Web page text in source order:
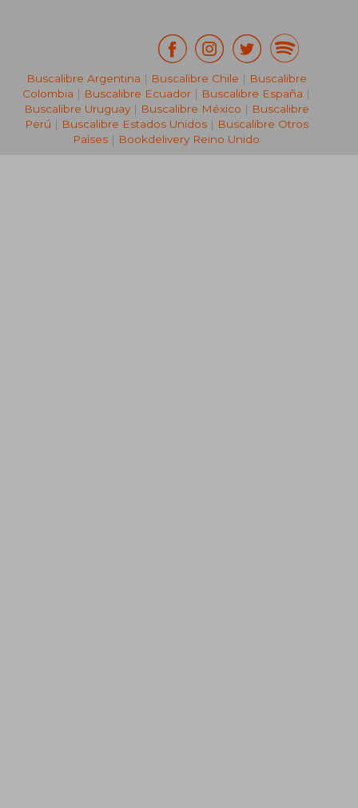
₡ 7.719
Buscalibre Argentina | Buscalibre Chile | Buscalibre
Colombia | Buscalibre Ecuador | Buscalibre España |
Buscalibre Uruguay| Buscalibre México | Buscalibre
Perú | Buscalibre Estados Unidos| Buscalibre Otros
Países | Bookdelivery Reino Unido